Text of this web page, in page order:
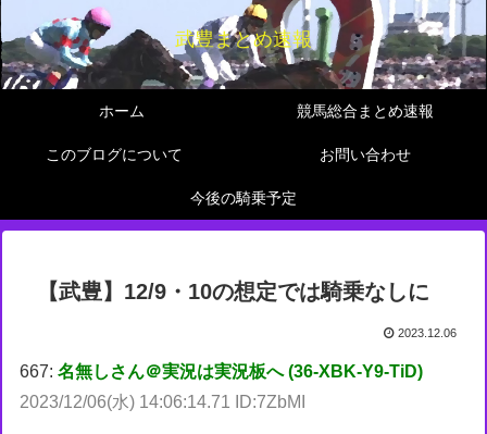
武豊まとめ速報
ホーム 競馬総合まとめ速報
このブログについて お問い合わせ
今後の騎乗予定
【武豊】12/9・10の想定では騎乗なしに
2023.12.06
667:名無しさん＠実況は実況板へ (36-XBK-Y9-TiD)
2023/12/06(水) 14:06:14.71 ID:7ZbMI